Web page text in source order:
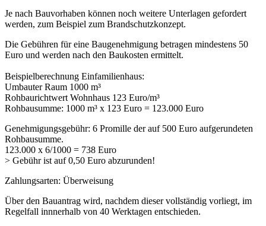
Je nach Bauvorhaben können noch weitere Unterlagen gefordert
werden, zum Beispiel zum Brandschutzkonzept.
Die Gebühren für eine Baugenehmigung betragen mindestens 50
Euro und werden nach den Baukosten ermittelt.
Beispielberechnung Einfamilienhaus:
Umbauter Raum 1000 m³
Rohbaurichtwert Wohnhaus 123 Euro/m³
Rohbausumme: 1000 m³ x 123 Euro = 123.000 Euro
Genehmigungsgebühr: 6 Promille der auf 500 Euro aufgerundeten
Rohbausumme.
123.000 x 6/1000 = 738 Euro
> Gebühr ist auf 0,50 Euro abzurunden!
Zahlungsarten: Überweisung
Über den Bauantrag wird, nachdem dieser vollständig vorliegt, im
Regelfall innnerhalb von 40 Werktagen entschieden.